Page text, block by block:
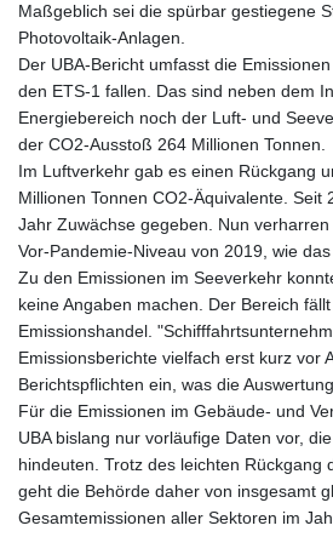
Maßgeblich sei die spürbar gestiegene
Photovoltaik-Anlagen.
Der UBA-Bericht umfasst die
den ETS-1 fallen. Das sind neben dem
Energiebereich noch der Luft- und
der CO2-Ausstoß 264 Millionen Tonnen.
Im Luftverkehr gab es einen Rückgang
Millionen Tonnen CO2-Äquivalente. Seit
Jahr Zuwächse gegeben. Nun
Vor-Pandemie-Niveau von 2019, wie
Zu den Emissionen im Seeverkehr
keine Angaben machen. Der Bereich
Emissionshandel.
Emissionsberichte vielfach erst kurz vor
Berichtspflichten ein, was die
Für die Emissionen im Gebäude- und
UBA bislang nur vorläufige Daten vor,
hindeuten. Trotz des leichten Rückgang
geht die Behörde daher von insgesamt
Gesamtemissionen aller Sektoren im